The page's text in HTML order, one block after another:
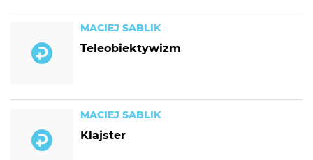
MACIEJ SABLIK
Teleobiektywizm
MACIEJ SABLIK
Klajster